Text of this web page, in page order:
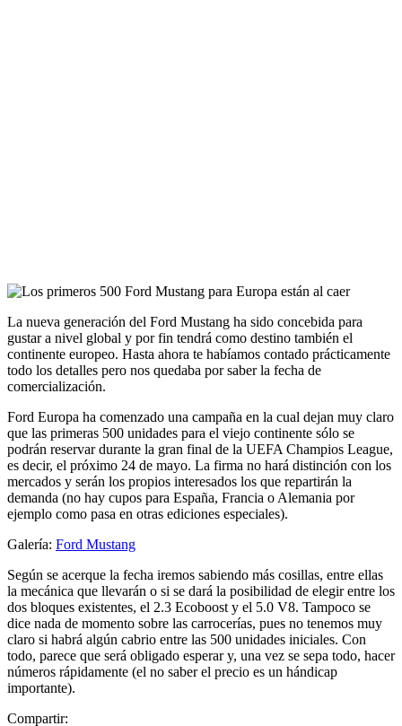
La nueva generación del Ford Mustang ha sido concebida para
gustar a nivel global y por fin tendrá como destino también el
continente europeo. Hasta ahora te habíamos contado prácticamente
todo los detalles pero nos quedaba por saber la fecha de
comercialización.
Ford Europa ha comenzado una campaña en la cual dejan muy claro
que las primeras 500 unidades para el viejo continente sólo se
podrán reservar durante la gran final de la UEFA Champios League,
es decir, el próximo 24 de mayo. La firma no hará distinción con los
mercados y serán los propios interesados los que repartirán la
demanda (no hay cupos para España, Francia o Alemania por
ejemplo como pasa en otras ediciones especiales).
Galería: Ford Mustang
Según se acerque la fecha iremos sabiendo más cosillas, entre ellas
la mecánica que llevarán o si se dará la posibilidad de elegir entre los
dos bloques existentes, el 2.3 Ecoboost y el 5.0 V8. Tampoco se
dice nada de momento sobre las carrocerías, pues no tenemos muy
claro si habrá algún cabrio entre las 500 unidades iniciales. Con
todo, parece que será obligado esperar y, una vez se sepa todo, hacer
números rápidamente (el no saber el precio es un hándicap
importante).
Compartir: